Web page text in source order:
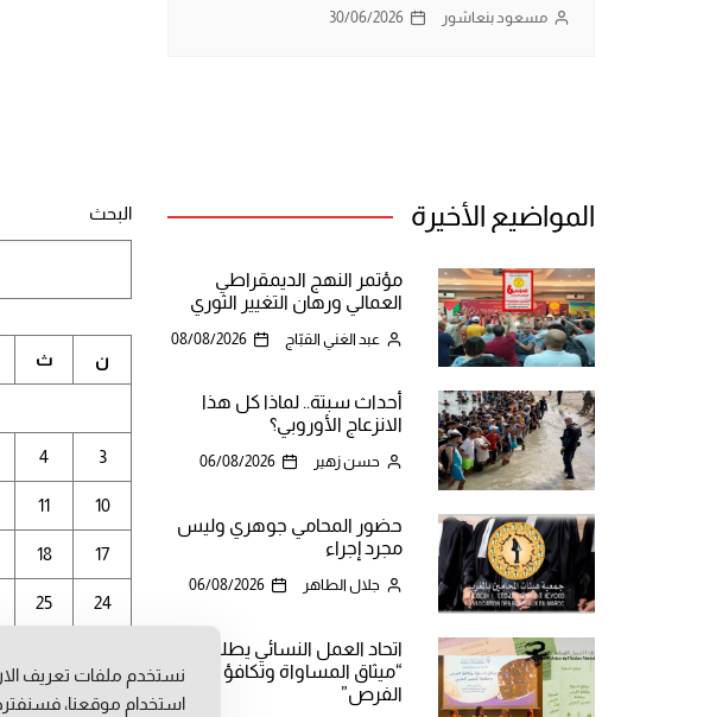
مسعود بنعاشور 30/06/2026
المواضيع الأخيرة
مؤتمر النهج الديمقراطي
العمالي ورهان التغيير الثوري
عبد الغني القبّاج 08/08/2026
أحداث سبتة.. لماذا كل هذا
الانزعاج الأوروبي؟
حسن زهير 06/08/2026
حضور المحامي جوهري وليس
مجرد إجراء
جلال الطاهر 06/08/2026
اتحاد العمل النسائي يطلق
“ميثاق المساواة وتكافؤ
الفرص”
البحث
ن ث
3
4
10
11
17
18
24
25
نستخدم ملفات تعريف
استخدام موقعنا،